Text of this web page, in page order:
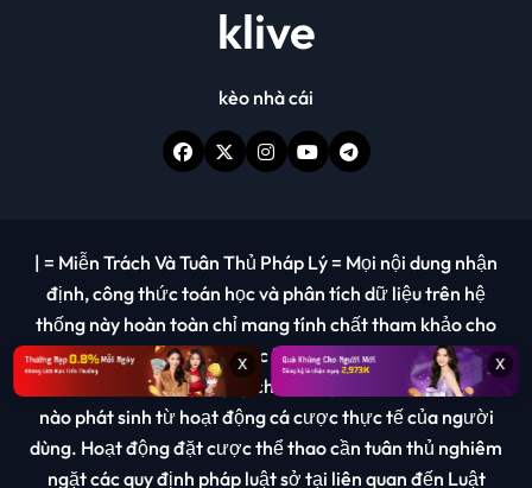
klive
kèo nhà cái
| = Miễn Trách Và Tuân Thủ Pháp Lý = Mọi nội dung nhận
định, công thức toán học và phân tích dữ liệu trên hệ
thống này hoàn toàn chỉ mang tính chất tham khảo cho
mục đích giải trí và giáo dục kiến thức. Chúng tôi không
chịu trách nhiệm pháp lý cho bất kỳ tổn thất tài chính
nào phát sinh từ hoạt động cá cược thực tế của người
dùng. Hoạt động đặt cược thể thao cần tuân thủ nghiêm
ngặt các quy định pháp luật sở tại liên quan đến Luật
x x